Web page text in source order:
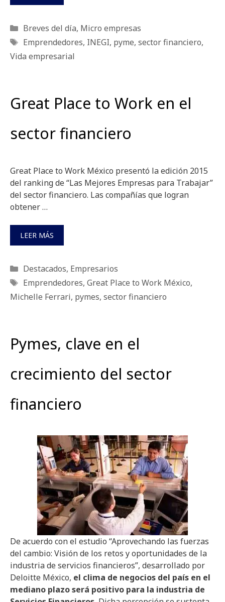
Categorías
Breves del día, Micro empresas
Etiquetas
Emprendedores, INEGI, pyme, sector financiero,
Vida empresarial
Great Place to Work en el
sector financiero
Great Place to Work México presentó la edición 2015
del ranking de “Las Mejores Empresas para Trabajar”
del sector financiero. Las compañías que logran
obtener …
LEER MÁS
Categorías
Destacados, Empresarios
Etiquetas
Emprendedores, Great Place to Work México,
Michelle Ferrari, pymes, sector financiero
Pymes, clave en el
crecimiento del sector
financiero
De acuerdo con el estudio “Aprovechando las fuerzas
del cambio: Visión de los retos y oportunidades de la
industria de servicios financieros”, desarrollado por
Deloitte México, el clima de negocios del país en el
mediano plazo será positivo para la industria de